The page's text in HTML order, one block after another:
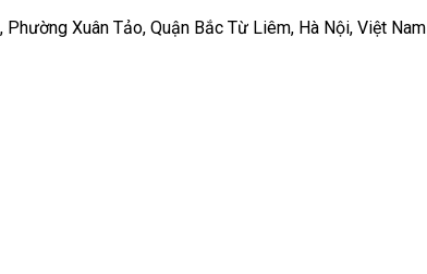
Xuân Tảo, Quận Bắc Từ Liêm, Hà Nội, Việt Nam